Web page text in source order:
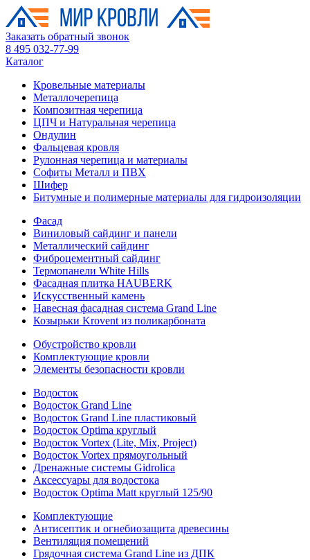
Заказать обратный звонок
8 495 032-77-99
Каталог
Кровельные материалы
Металлочерепица
Композитная черепица
ЦПЧ и Натуральная черепица
Ондулин
Фальцевая кровля
Рулонная черепица и материалы
Софиты Металл и ПВХ
Шифер
Битумные и полимерные материалы для гидроизоляции
Фасад
Виниловый сайдинг и панели
Металлический сайдинг
Фиброцементный сайдинг
Термопанели White Hills
Фасадная плитка HAUBERK
Искусственный камень
Навесная фасадная система Grand Line
Козырьки Krovent из поликарбоната
Обустройство кровли
Комплектующие кровли
Элементы безопасности кровли
Водосток
Водосток Grand Line
Водосток Grand Line пластиковый
Водосток Optima круглый
Водосток Vortex (Lite, Mix, Project)
Водосток Vortex прямоугольный
Дренажные системы Gidrolica
Аксессуары для водостока
Водосток Optima Matt круглый 125/90
Комплектующие
Антисептик и огнебиозащита древесины
Вентиляция помещений
Грядочная система Grand Line из ДПК